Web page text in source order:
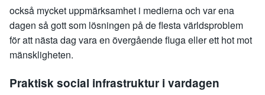
också mycket uppmärksamhet i medierna och var ena
dagen så gott som lösningen på de flesta världsproblem
för att nästa dag vara en övergående fluga eller ett hot mot
mänskligheten.
Praktisk social infrastruktur i vardagen